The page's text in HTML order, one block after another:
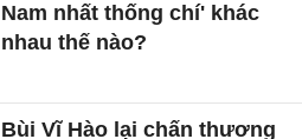
Nam nhất thống chí' khác
nhau thế nào?
Bùi Vĩ Hào lại chấn thương